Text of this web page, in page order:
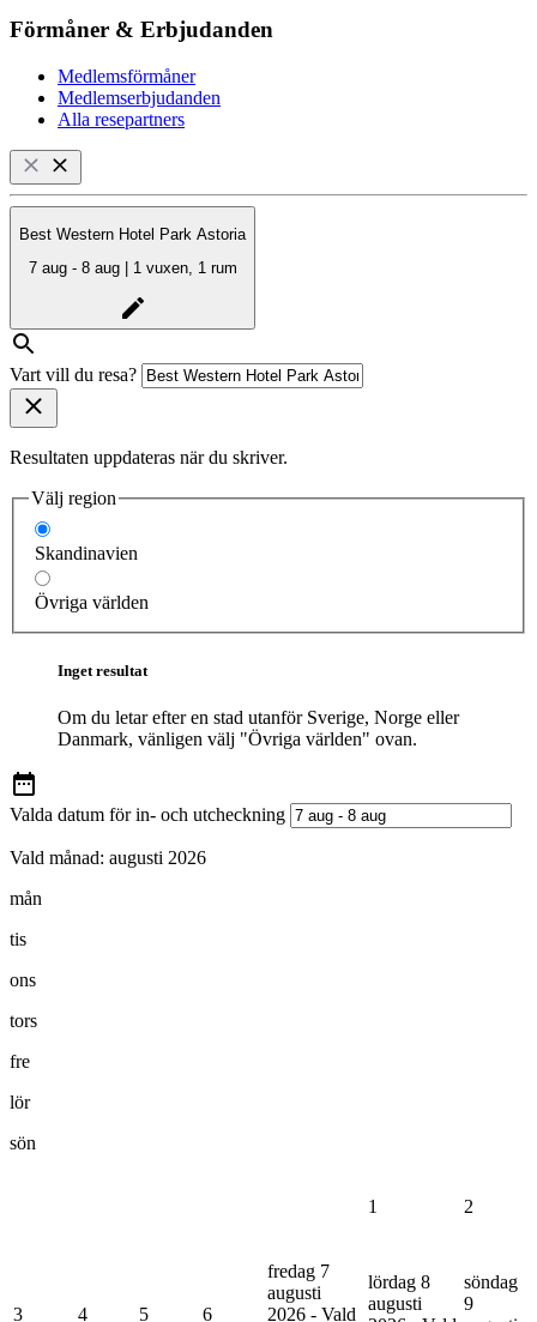
Förmåner & Erbjudanden
Medlemsförmåner
Medlemserbjudanden
Alla resepartners
Best Western Hotel Park Astoria
7 aug - 8 aug | 1 vuxen, 1 rum
Vart vill du resa?
Resultaten uppdateras när du skriver.
Välj region
Skandinavien
Övriga världen
Inget resultat
Om du letar efter en stad utanför Sverige, Norge eller
Danmark, vänligen välj "Övriga världen" ovan.
Valda datum för in- och utcheckning
Vald månad: augusti 2026
mån
tis
ons
tors
fre
lör
sön
1 2
3 4 5 6
fredag 7
augusti
2026 - Vald
lördag 8
augusti
söndag
9